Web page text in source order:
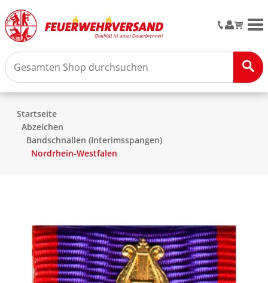
Startseite
Abzeichen
Bandschnallen (Interimsspangen)
Nordrhein-Westfalen